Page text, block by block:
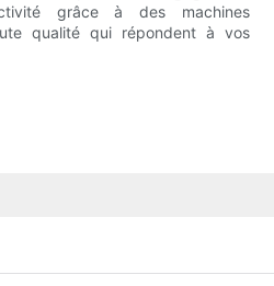
grâce à des machines
qualité qui répondent à vos